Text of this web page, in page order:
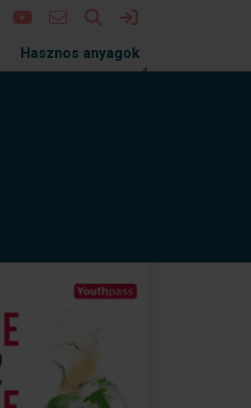
Keresés
Hasznos anyagok